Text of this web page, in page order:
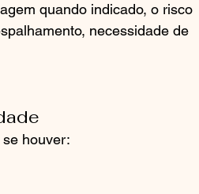
quando indicado, o risco
necessidade de
se houver: